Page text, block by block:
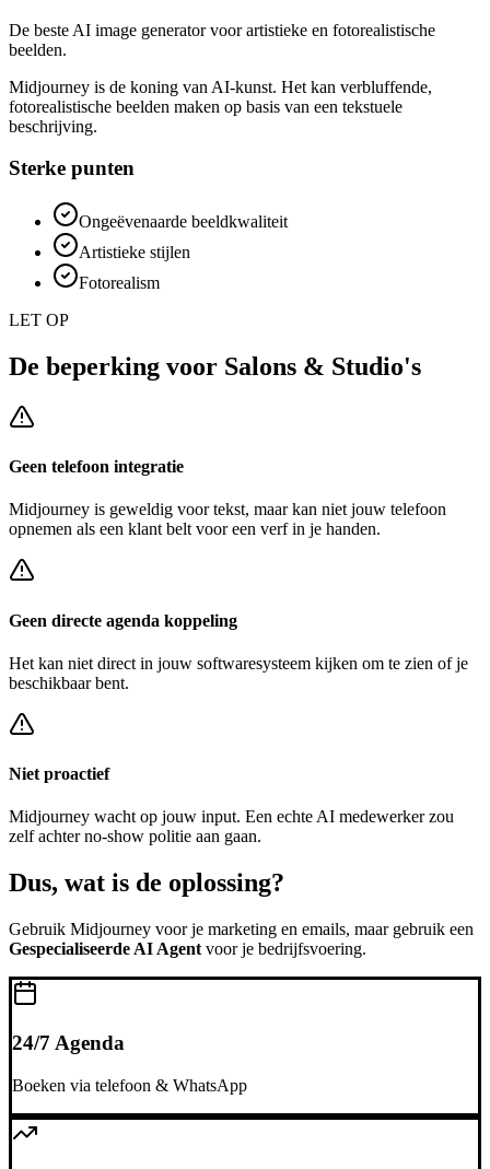
De beste AI image generator voor artistieke en fotorealistische
beelden.
Midjourney is de koning van AI-kunst. Het kan verbluffende,
fotorealistische beelden maken op basis van een tekstuele
beschrijving.
Sterke punten
Ongeëvenaarde beeldkwaliteit
Artistieke stijlen
Fotorealism
LET OP
De beperking voor Salons & Studio's
Geen telefoon integratie
Midjourney is geweldig voor tekst, maar kan niet jouw telefoon
opnemen als een klant belt voor een verf in je handen.
Geen directe agenda koppeling
Het kan niet direct in jouw softwaresysteem kijken om te zien of je
beschikbaar bent.
Niet proactief
Midjourney wacht op jouw input. Een echte AI medewerker zou
zelf achterno-show politie aan gaan.
Dus, wat is de oplossing?
Gebruik Midjourney voor je marketing en emails, maar gebruik een
Gespecialiseerde AI Agent voor je bedrijfsvoering.
24/7 Agenda
Boeken via telefoon & WhatsApp